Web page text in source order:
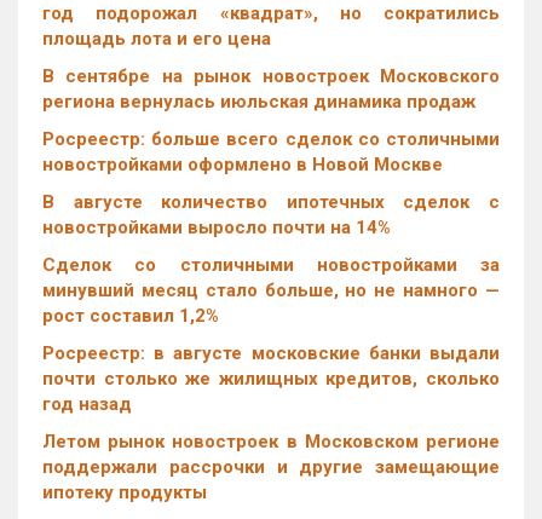
год подорожал «квадрат», но сократились
площадь лота и его цена
В сентябре на рынок новостроек Московского
региона вернулась июльская динамика продаж
Росреестр: больше всего сделок со столичными
новостройками оформлено в Новой Москве
В августе количество ипотечных сделок с
новостройками выросло почти на 14%
Cделок со столичными новостройками за
минувший месяц стало больше, но не намного —
рост составил 1,2%
Росреестр: в августе московские банки выдали
почти столько же жилищных кредитов, сколько
год назад
Летом рынок новостроек в Московском регионе
поддержали рассрочки и другие замещающие
ипотеку продукты